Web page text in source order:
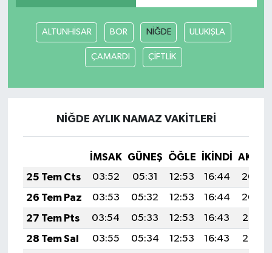
ALTUNHİSAR BOR NİĞDE ULUKIŞLA
ÇAMARDI ÇİFTLİK
NİĞDE AYLIK NAMAZ VAKITLERI
İMSAK GÜNEŞ ÖĞLE İKINDI
25 Tem Cts
03:52 05:31 12:53 16:44
20:04
26 Tem Paz
03:53 05:32 12:53 16:44
20:04
27 Tem Pts
03:54 05:33 12:53 16:43
20:03
28 Tem Sal
03:55 05:34 12:53 16:43
20:02